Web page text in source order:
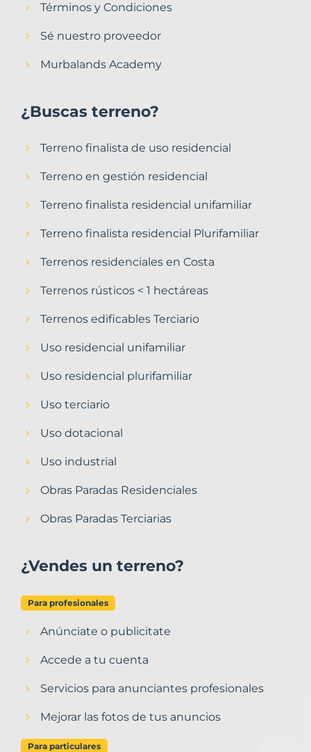
Términos y Condiciones
Sé nuestro proveedor
Murbalands Academy
¿Buscas terreno?
Terreno finalista de uso residencial
Terreno en gestión residencial
Terreno finalista residencial unifamiliar
Terreno finalista residencial Plurifamiliar
Terrenos residenciales en Costa
Terrenos rústicos < 1 hectáreas
Terrenos edificables Terciario
Uso residencial unifamiliar
Uso residencial plurifamiliar
Uso terciario
Uso dotacional
Uso industrial
Obras Paradas Residenciales
Obras Paradas Terciarias
¿Vendes un terreno?
Para profesionales
Anúnciate o publicitate
Accede a tu cuenta
Servicios para anunciantes profesionales
Mejorar las fotos de tus anuncios
Para particulares